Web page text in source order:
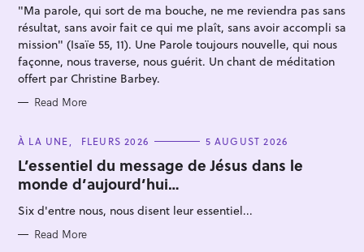
E
"Ma parole, qui sort de ma bouche, ne me reviendra pas sans
résultat, sans avoir fait ce qui me plaît, sans avoir accompli sa
mission" (Isaïe 55, 11). Une Parole toujours nouvelle, qui nous
façonne, nous traverse, nous guérit. Un chant de méditation
offert par Christine Barbey.
Read More
C
T
E
G
O
R
I
S
À LA UNE FLEURS 2026 5 AUGUST 2026
L’essentiel du message de Jésus dans le
monde d’aujourd’hui…
Six d'entre nous, nous disent leur essentiel...
Read More
f
o
r
: